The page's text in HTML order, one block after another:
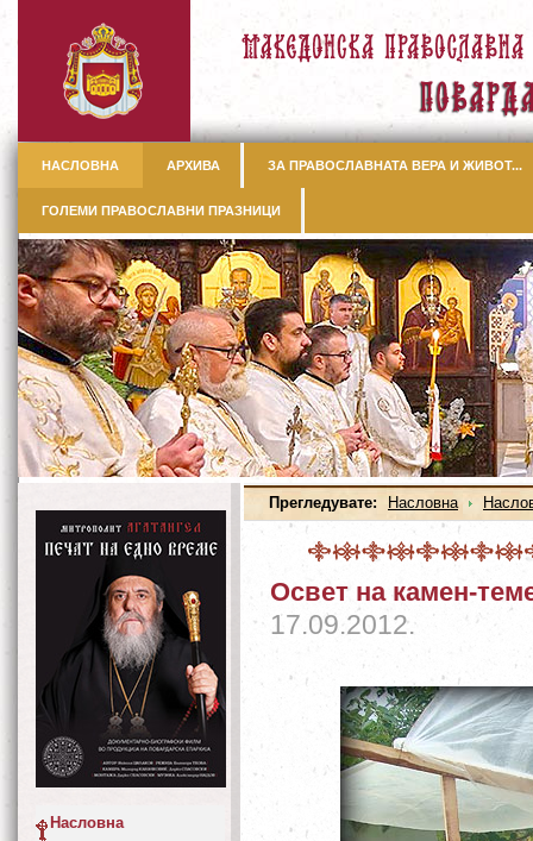
НАСЛОВНА АРХИВА ЗА ПРАВОСЛАВНАТА ВЕРА И ЖИВОТ...
ГОЛЕМИ ПРАВОСЛАВНИ ПРАЗНИЦИ
Прегледувате: Насловна
Освет на камен-
17.09.2012.
Насловна